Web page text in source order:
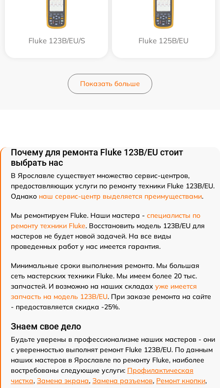
Fluke 123B/EU/S Fluke 125B/EU
Показать больше
Почему для ремонта Fluke 123B/EU стоит
выбрать нас
В Ярославле существует множество сервис-центров,
предоставляющих услуги по ремонту техники Fluke 123B/EU.
Однако наш сервис-центр выделяется преимуществами.
Мы ремонтируем Fluke. Наши мастера - специалисты по
ремонту техники Fluke. Восстановить модель 123B/EU для
мастеров не будет новой задачей. На все виды
проведенных работ у нас имеется гарантия.
Минимальные сроки выполнения ремонта. Мы большая
сеть мастерских техники Fluke. Мы имеем более 20 тыс.
запчастей. И возможно на наших складах уже имеется
запчасть на модель 123B/EU. При заказе ремонта на сайте
- предоставляется скидка -25%.
Знаем свое дело
Будьте уверены в профессионализме наших мастеров - они
с уверенностью выполнят ремонт Fluke 123B/EU. По данным
наших мастеров в Ярославле по ремонту Fluke, наиболее
востребованы следующие услуги: Профилактическая
чистка, Замена экрана, Замена разъемов, Ремонт кнопки,